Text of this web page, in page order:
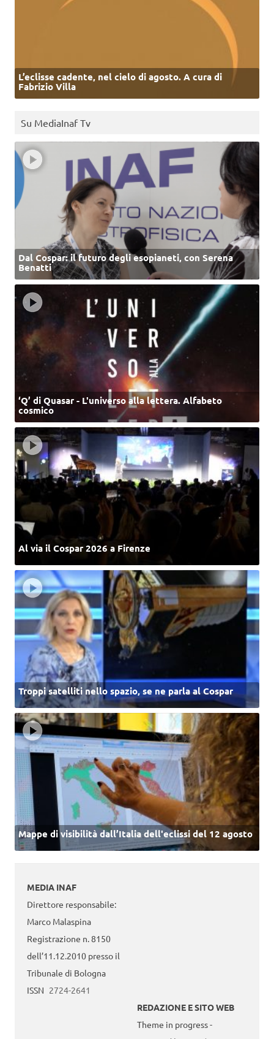
L’eclisse cadente, nel cielo di agosto. A cura di
Fabrizio Villa
Su MediaInaf Tv
Dal Cospar: il futuro degli esopianeti, con Serena
Benatti
‘Q’ di Quasar - L'universo alla lettera. Alfabeto
cosmico
Al via il Cospar 2026 a Firenze
Troppi satelliti nello spazio, se ne parla al Cospar
Mappe di visibilità dall’Italia dell'eclissi del 12 agosto
MEDIA INAF
Direttore responsabile:
Marco Malaspina
Registrazione n. 8150
dell’11.12.2010 presso il
Tribunale di Bologna
ISSN 2724-2641
REDAZIONE E SITO WEB
Theme in progress -